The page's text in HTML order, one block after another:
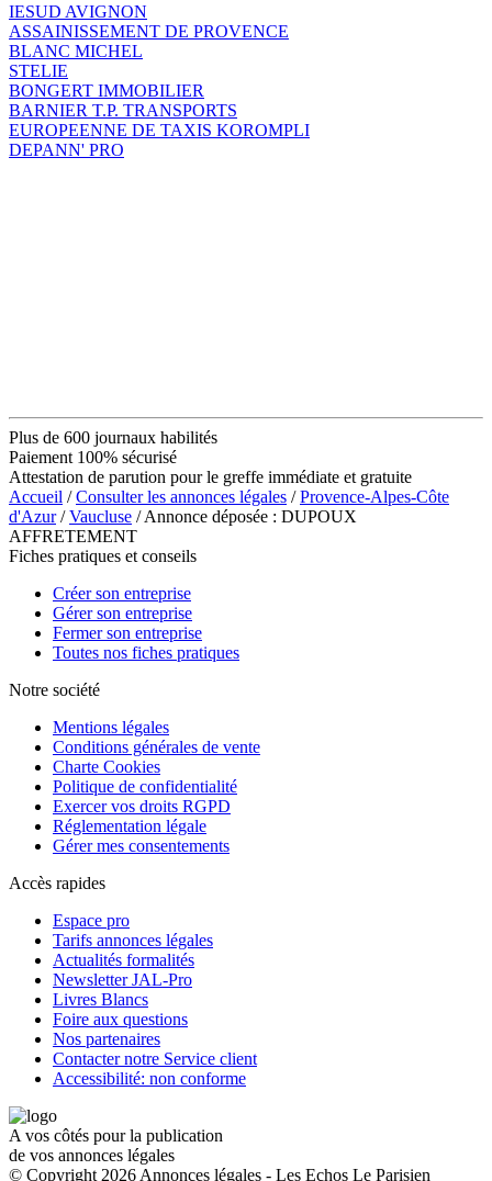
IESUD AVIGNON
ASSAINISSEMENT DE PROVENCE
BLANC MICHEL
STELIE
BONGERT IMMOBILIER
BARNIER T.P. TRANSPORTS
EUROPEENNE DE TAXIS KOROMPLI
DEPANN' PRO
Plus de 600 journaux habilités
Paiement 100% sécurisé
Attestation de parution pour le greffe immédiate et gratuite
Accueil /Consulter les annonces légales /Provence-Alpes-Côte
d'Azur/Vaucluse / Annonce déposée : DUPOUX
AFFRETEMENT
Fiches pratiques et conseils
Créer son entreprise
Gérer son entreprise
Fermer son entreprise
Toutes nos fiches pratiques
Notre société
Mentions légales
Conditions générales de vente
Charte Cookies
Politique de confidentialité
Exercer vos droits RGPD
Réglementation légale
Gérer mes consentements
Accès rapides
Espace pro
Tarifs annonces légales
Actualités formalités
Newsletter JAL-Pro
Livres Blancs
Foire aux questions
Nos partenaires
Contacter notre Service client
Accessibilité: non conforme
A vos côtés pour la publication
de vos annonces légales
© Copyright 2026 Annonces légales - Les Echos Le Parisien